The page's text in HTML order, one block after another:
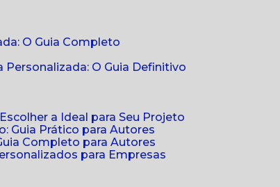
O Guia Completo
Personalizada: O Guia Definitivo
a Ideal para Seu Projeto
Guia Prático para Autores
Completo para Autores
para Empresas